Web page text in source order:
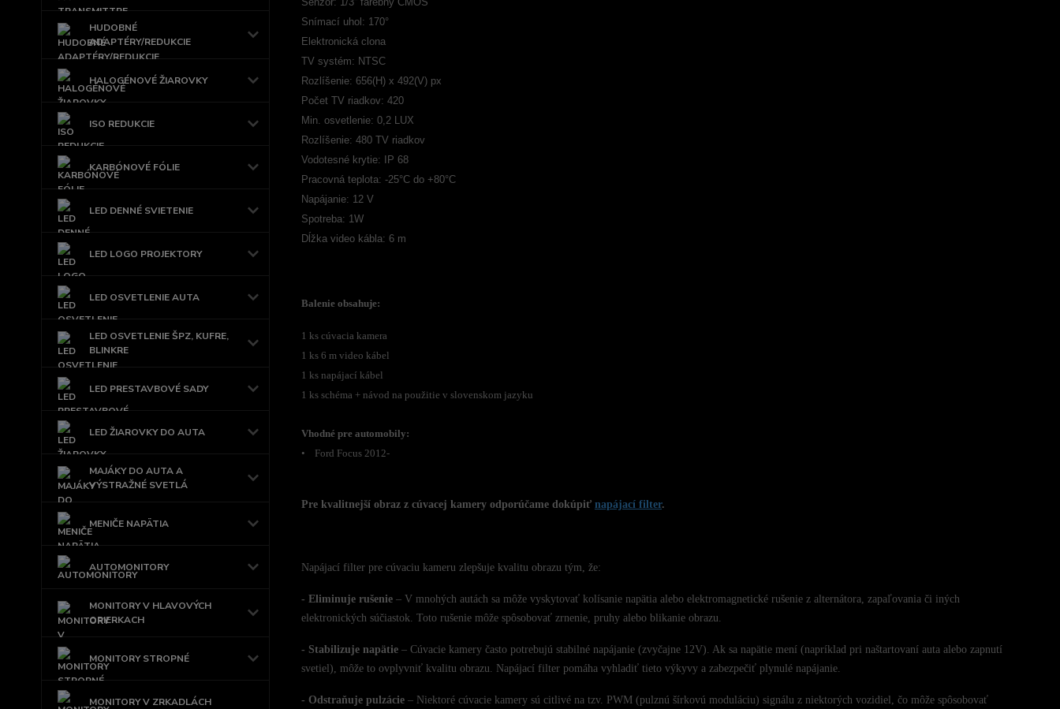
HUDOBNÉ
ADAPTÉRY/REDUKCIE
HALOGÉNOVÉ ŽIAROVKY
ISO REDUKCIE
KARBÓNOVÉ FÓLIE
LED DENNÉ SVIETENIE
LED LOGO PROJEKTORY
LED OSVETLENIE AUTA
LED OSVETLENIE ŠPZ, KUFRE,
BLINKRE
LED PRESTAVBOVÉ SADY
LED ŽIAROVKY DO AUTA
MAJÁKY DO AUTA A
VÝSTRAŽNÉ SVETLÁ
MENIČE NAPÄTIA
AUTOMONITORY
MONITORY V HLAVOVÝCH
OPIERKACH
MONITORY STROPNÉ
MONITORY V ZRKADLÁCH
Snímací uhol: 170°
Elektronická clona
TV systém: NTSC
Rozlíšenie: 656(H) x 492(V) px
Počet TV riadkov: 420
Min. osvetlenie: 0,2 LUX
Rozlíšenie: 480 TV riadkov
Vodotesné krytie: IP 68
Pracovná teplota: -25°C do +80°C
Napájanie: 12 V
Spotreba: 1W
Dĺžka video kábla: 6 m
Balenie obsahuje:
1 ks cúvacia kamera
1 ks 6 m video kábel
1 ks napájací kábel
1 ks schéma + návod na použitie v slovenskom jazyku
Vhodné pre automobily:
• Ford Focus 2012-
Pre kvalitnejší obraz z cúvacej kamery odporúčame dokúpiť napájací filter.
Napájací filter pre cúvaciu kameru zlepšuje kvalitu obrazu tým, že:
- Eliminuje rušenie– V mnohých autách sa môže vyskytovať kolísanie napätia alebo elektromagnetické rušenie z alternátora, zapaľovania či iných
elektronických súčiastok. Toto rušenie môže spôsobovať zrnenie, pruhy alebo blikanie obrazu.
- Stabilizuje napätie– Cúvacie kamery často potrebujú stabilné napájanie (zvyčajne 12V). Ak sa napätie mení (napríklad pri naštartovaní auta alebo zapnutí
svetiel), môže to ovplyvniť kvalitu obrazu. Napájací filter pomáha vyhladiť tieto výkyvy a zabezpečiť plynulé napájanie.
- Odstraňuje pulzácie– Niektoré cúvacie kamery sú citlivé na tzv. PWM (pulznú šírkovú moduláciu) signálu z niektorých vozidiel, čo môže spôsobovať